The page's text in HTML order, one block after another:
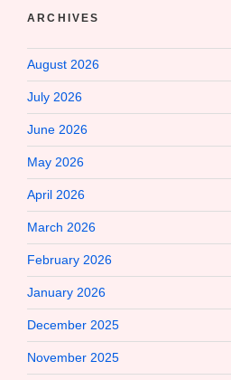
ARCHIVES
August 2026
July 2026
June 2026
May 2026
April 2026
March 2026
February 2026
January 2026
December 2025
November 2025